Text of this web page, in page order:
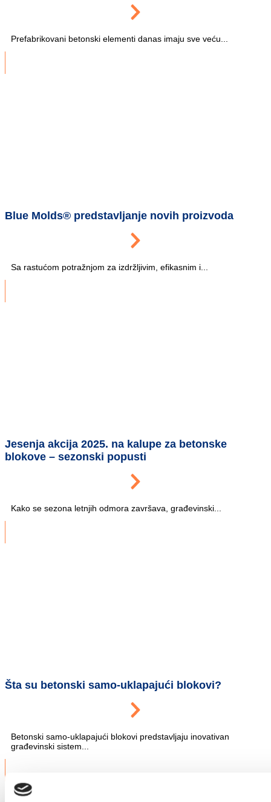
Prefabrikovani betonski elementi danas imaju sve veću...
Blue Molds® predstavljanje novih proizvoda
Sa rastućom potražnjom za izdržljivim, efikasnim i...
Jesenja akcija 2025. na kalupe za betonske
blokove – sezonski popusti
Kako se sezona letnjih odmora završava, građevinski...
Šta su betonski samo-uklapajući blokovi?
Betonski samo-uklapajući blokovi predstavljaju inovativan
građevinski sistem...